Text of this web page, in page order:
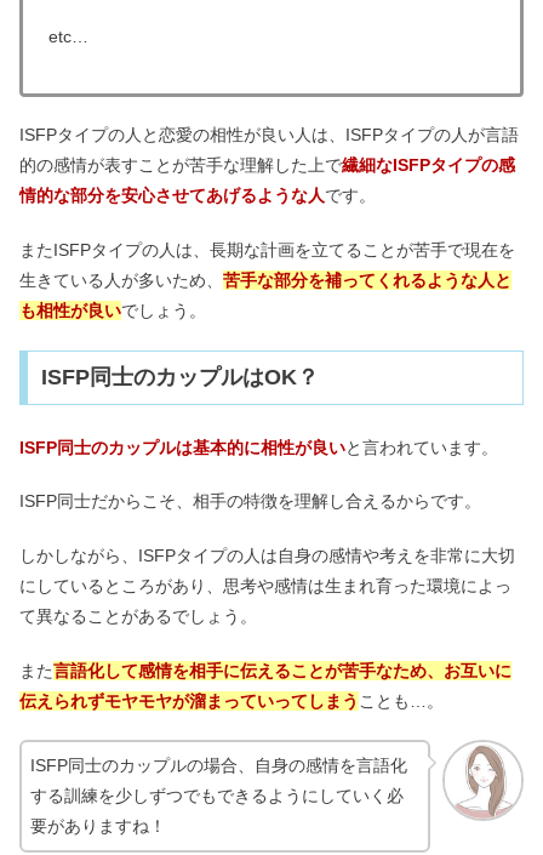
etc…
ISFPタイプの人と恋愛の相性が良い人は、ISFPタイプの人が言語
的の感情が表すことが苦手な理解した上で繊細なISFPタイプの感
情的な部分を安心させてあげるような人です。
またISFPタイプの人は、長期な計画を立てることが苦手で現在を
生きている人が多いため、 苦手な部分を補ってくれるような人と
も相性が良いでしょう。
ISFP同士のカップルはOK？
ISFP同士のカップルは基本的に相性が良いと言われています。
ISFP同士だからこそ、相手の特徴を理解し合えるからです。
しかしながら、ISFPタイプの人は自身の感情や考えを非常に大切
にしているところがあり、思考や感情は生まれ育った環境によっ
て異なることがあるでしょう。
また言語化して感情を相手に伝えることが苦手なため、お互いに
伝えられずモヤモヤが溜まっていってしまう ことも…。
ISFP同士のカップルの場合、自身の感情を言語化
する訓練を少しずつでもできるようにしていく必
要がありますね！